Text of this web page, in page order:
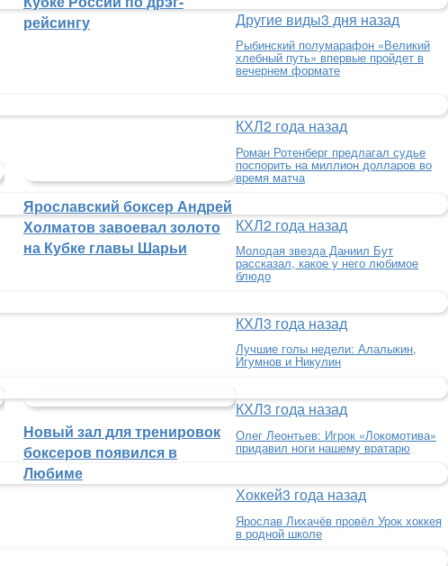
рейсингу
Ярославский боксер Андрей
Холматов завоевал золото
на Кубке главы Шарьи
Новый зал для тренировок
боксеров появился в
Любиме
Другие виды3 дня назад
Рыбинский полумарафон «Великий
хлебный путь» впервые пройдет в
вечернем формате
КХЛ2 года назад
Роман Ротенберг предлагал судье
поспорить на миллион долларов во
время матча
КХЛ2 года назад
Молодая звезда Даниил Бут
рассказал, какое у него любимое
блюдо
КХЛ3 года назад
Лучшие голы недели: Алалыкин,
Игумнов и Никулин
КХЛ3 года назад
Олег Леонтьев: Игрок «Локомотива»
придавил ноги нашему вратарю
Хоккей3 года назад
Ярослав Лихачёв провёл Урок хоккея
в родной школе